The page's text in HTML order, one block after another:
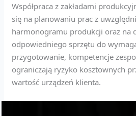
Współpraca z zakładami
się na planowaniu prac z
harmonogramu produkcji oraz na
odpowiedniego sprzętu do
przygotowanie, kompetencje
ograniczają ryzyko kosztownych
wartość urządzeń klienta.